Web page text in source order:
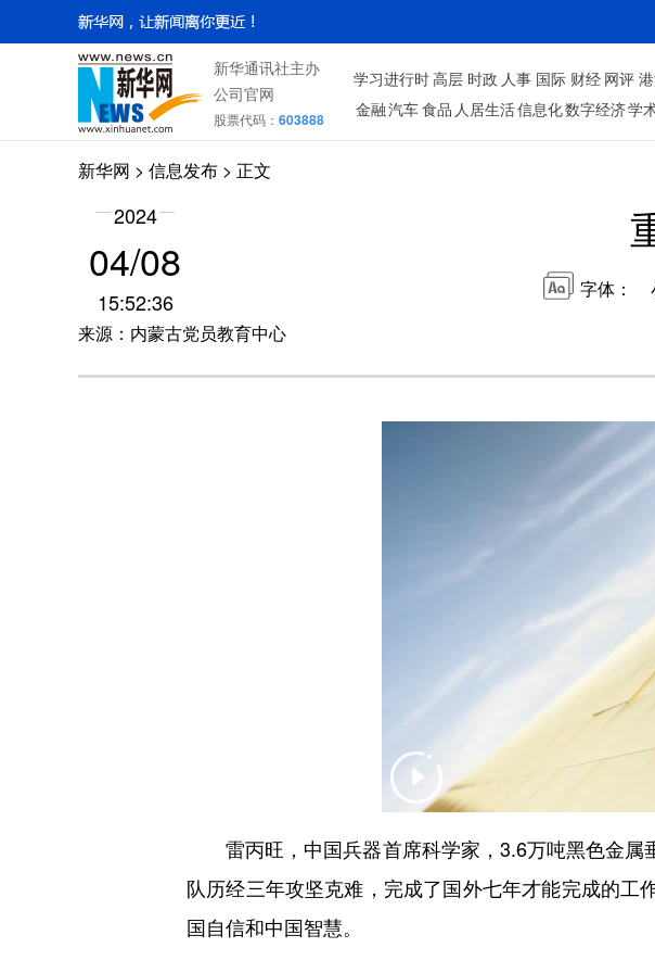
新华通讯社主办
公司官网
股票代码： 603888
学习进行时高层 时政 人事 国际 财经 网评
金融汽车食品 人居生活信息化数字经济学
新华网 > 信息发布 > 正文
2024
04/08
15:52:36
来源：内蒙古党员教育中心
字体：
雷丙旺，中国兵器首席科学家，3.6万吨黑色金属
队历经三年攻坚克难，完成了国外七年才能完成的
国自信和中国智慧。